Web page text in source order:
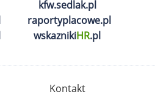
kfw.sedlak.pl
raportyplacowe.pl
wskaznikiHR.pl
Kontakt